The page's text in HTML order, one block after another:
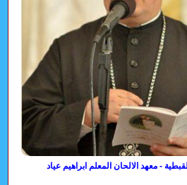
- معهد الالحان المعلم ابراهيم عياد